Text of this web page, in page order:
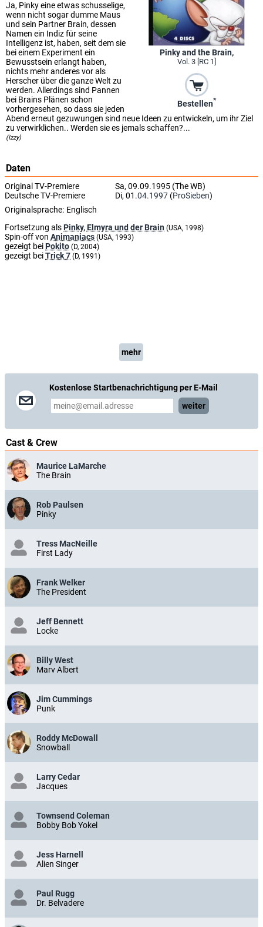
Pinky and the Brain,
Vol. 3 [RC 1]
Bestellen*
Ja, Pinky eine etwas schusselige,
wenn nicht sogar dumme Maus
und sein Partner Brain, dessen
Namen ein Indiz für seine
Intelligenz ist, haben, seit dem sie
bei einem Experiment ein
Bewusstsein erlangt haben,
nichts mehr anderes vor als
Herscher über die ganze Welt zu
werden. Allerdings sind Pannen
bei Brains Plänen schon
vorhergesehen, so dass sie jeden
Abend erneut gezuwungen sind neue Ideen zu entwickeln, um ihr Ziel
zu verwirklichen.. Werden sie es jemals schaffen?...
(Izzy)
Daten
Original TV-Premiere
Sa, 09.09.1995 (The WB)
Deutsche TV-Premiere
Di, 01.04.1997 (ProSieben)
Originalsprache: Englisch
Fortsetzung alsPinky, Elmyra und der Brain (USA, 1998)
Spin-off von Animaniacs (USA, 1993)
gezeigt beiPokito (D, 2004)
gezeigt beiTrick 7 (D, 1991)
mehr
Kostenlose Startbenachrichtigung per E-Mail
weiter
Cast & Crew
Maurice LaMarche
The Brain
Rob Paulsen
Pinky
Tress MacNeille
First Lady
Frank Welker
The President
Jeff Bennett
Locke
Billy West
Marv Albert
Jim Cummings
Punk
Roddy McDowall
Snowball
Larry Cedar
Jacques
Townsend Coleman
Bobby Bob Yokel
Jess Harnell
Alien Singer
Paul Rugg
Dr. Belvadere